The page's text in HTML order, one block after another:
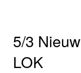
5/3
LOK